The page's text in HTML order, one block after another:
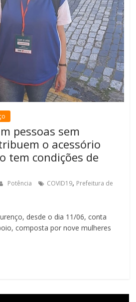
pessoas sem
o acessório
tem condições de
Potência COVID19, Prefeitura de
desde o dia 11/06, conta
composta por nove mulheres